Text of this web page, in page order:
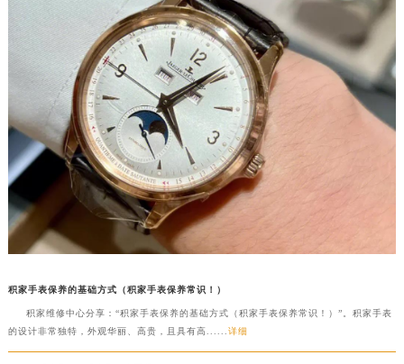
积家手表保养的基础方式（积家手表保养常识！）
积家维修中心分享：“积家手表保养的基础方式（积家手表保养常识！）”。积家手表
的设计非常独特，外观华丽、高贵，且具有高...... 详细